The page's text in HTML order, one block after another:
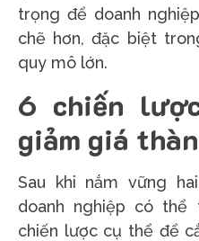
trọng để doanh
chẽ hơn, đặc biệt
quy mô lớn.
6 chiến
giảm giá
Sau khi nắm vững
doanh nghiệp có thể
chiến lược cụ thể để